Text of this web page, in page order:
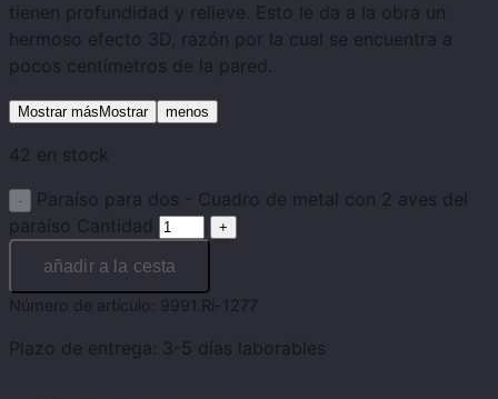
tienen profundidad y relieve. Esto le da a la obra un
hermoso efecto 3D, razón por la cual se encuentra a
pocos centímetros de la pared.
Mostrar másMostrar menos
42 en stock
Paraíso para dos - Cuadro de metal con 2 aves del
paraíso Cantidad
añadir a la cesta
Número de artículo: 9991.Ri-1277
Plazo de entrega: 3-5 días laborables